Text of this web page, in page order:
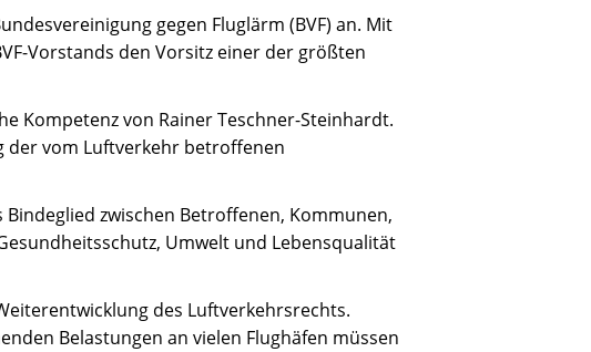
gegen Fluglärm (BVF) an. Mit
Vorstands den Vorsitz einer der größten
Kompetenz von Rainer Teschner-Steinhardt.
der vom Luftverkehr betroffenen
zwischen Betroffenen, Kommunen,
Umwelt und Lebensqualität
des Luftverkehrsrechts.
Belastungen an vielen Flughäfen müssen